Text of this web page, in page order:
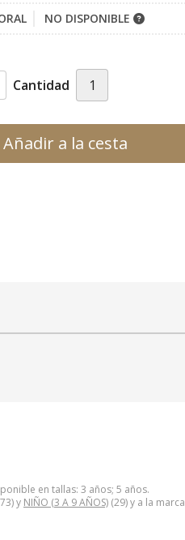
NO DISPONIBLE
Cantidad
Añadir a la cesta
en tallas: 3 años; 5 años.
y NIÑO (3 A 9 AÑOS) (29) y a la marca